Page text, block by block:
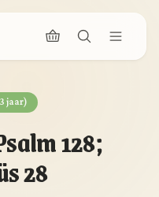
jaar)
128;
28